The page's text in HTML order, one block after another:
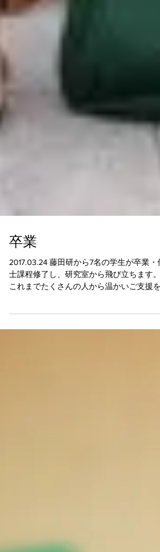
卒業
2017.03.24 藤田研から7名の学生が卒業・修
士課程修了し、研究室から飛び立ちます。
ただきまして、本当にありがとうございま